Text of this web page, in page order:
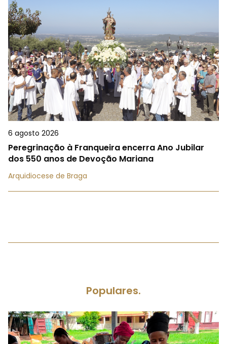
6 agosto 2026
Peregrinação à Franqueira encerra Ano Jubilar
dos 550 anos de Devoção Mariana
Arquidiocese de Braga
Populares.